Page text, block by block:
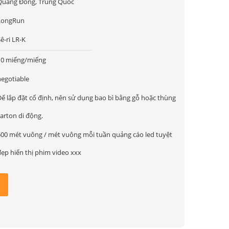
ri LR-K
miếng/miếng
lắp đặt cố định, nên sử dụng bao bì bằng gỗ hoặc thùng
di động.
mét vuông / mét vuông mỗi tuần quảng cáo led tuyệt
hiển thị phim video xxx